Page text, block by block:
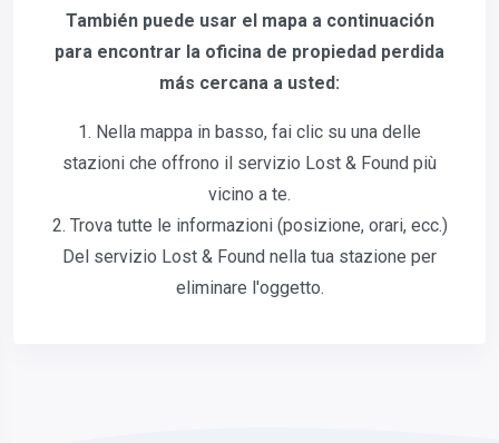
También puede usar el mapa a continuación
para encontrar la oficina de propiedad perdida
más cercana a usted:
1. Nella mappa in basso, fai clic su una delle
stazioni che offrono il servizio Lost & Found più
vicino a te.
2. Trova tutte le informazioni (posizione, orari, ecc.)
Del servizio Lost & Found nella tua stazione per
eliminare l'oggetto.